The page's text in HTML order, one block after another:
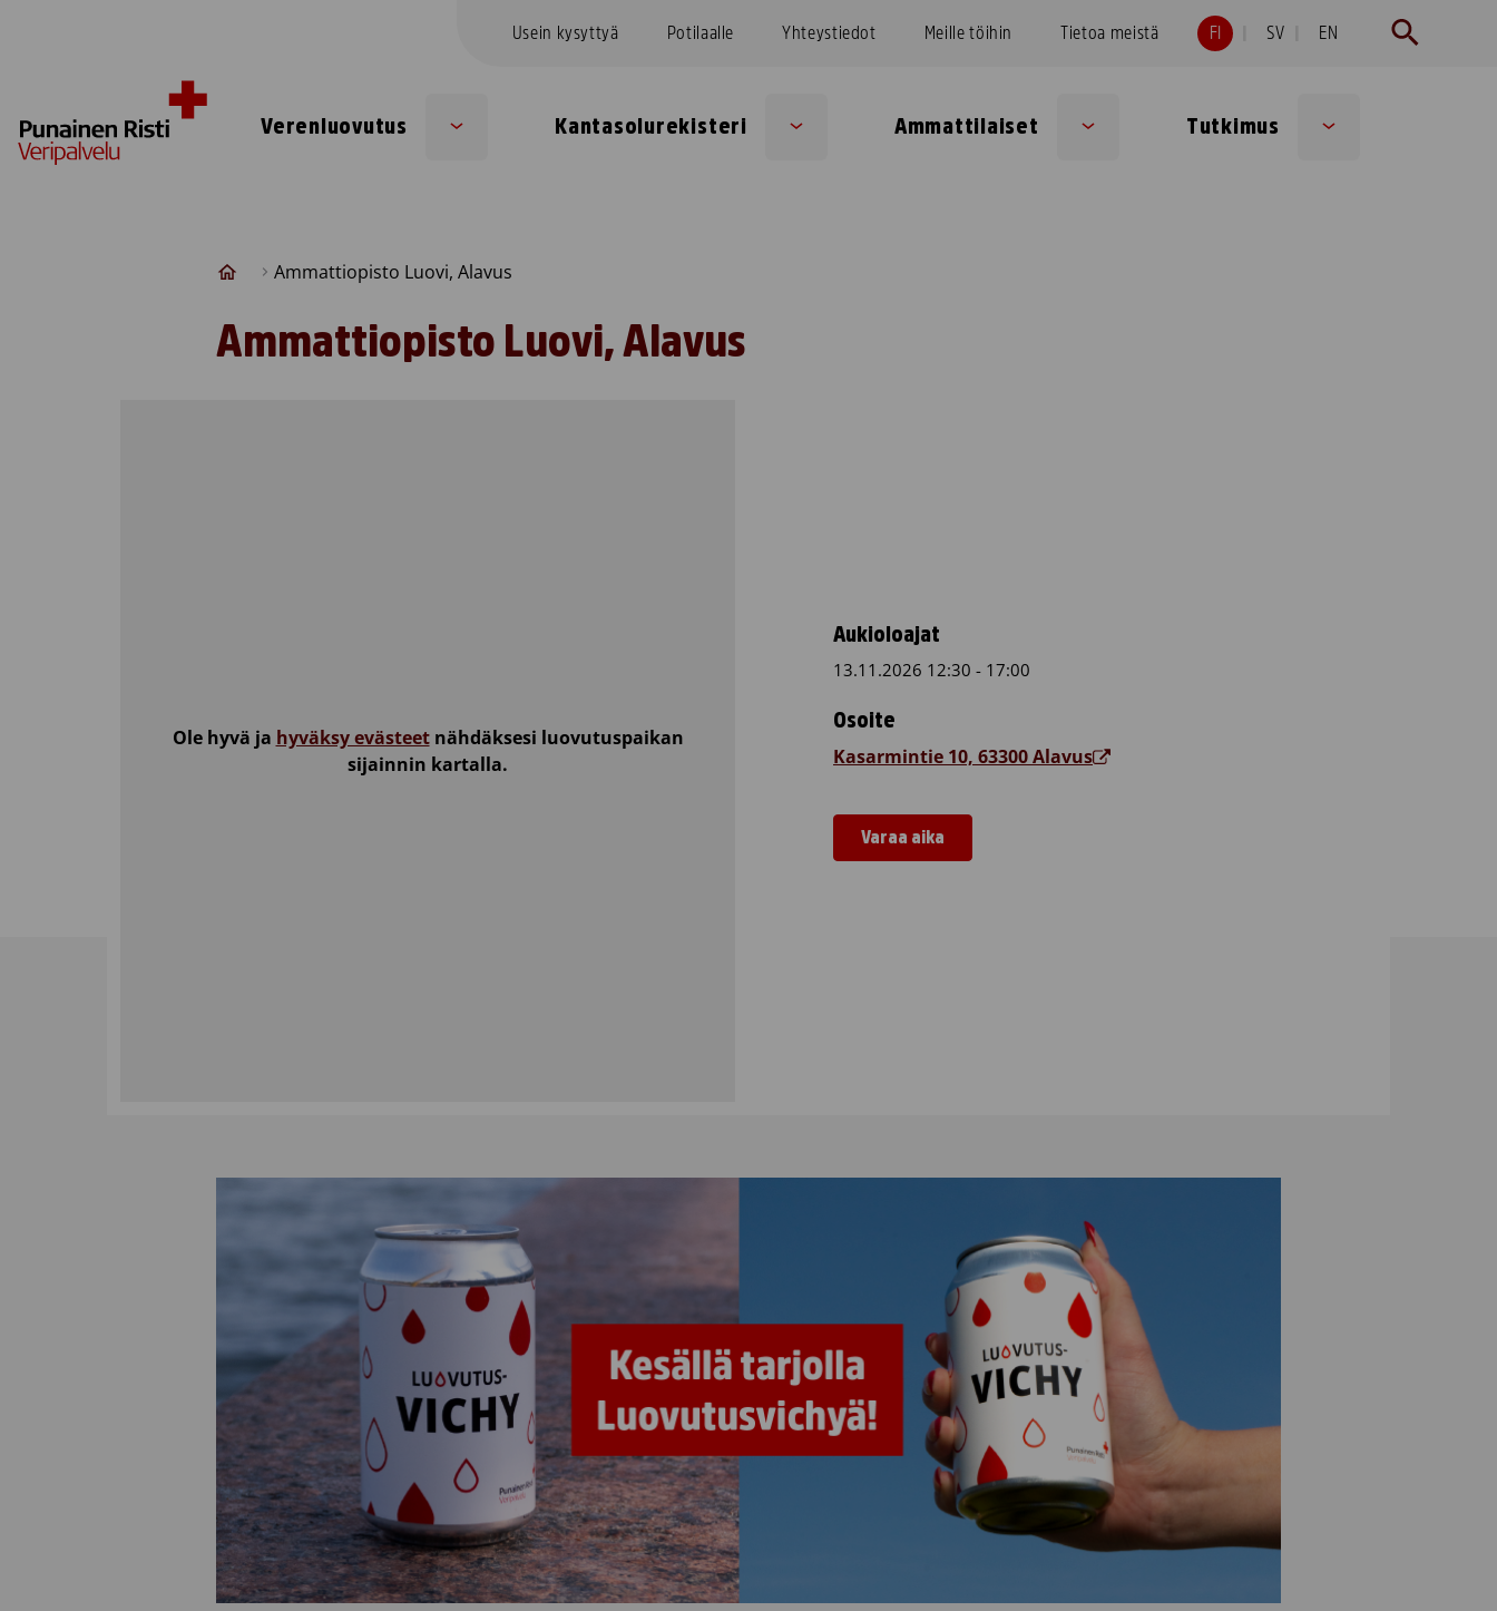
Usein kysyttyä Potilaalle Yhteystiedot Meille töihin Tietoa meistä FI SV EN
Verenluovutus Kantasolurekisteri Ammattilaiset Tutkimus
Ammattiopisto Luovi, Alavus
Ammattiopisto Luovi, Alavus
Ole hyvä ja hyväksy evästeetnähdäksesi luovutuspaikan
sijainnin kartalla.
Aukioloajat
13.11.2026 12:30 - 17:00
Osoite
Kasarmintie 10, 63300 Alavus
Varaa aika
Ammattiopisto Luovi, Alavus